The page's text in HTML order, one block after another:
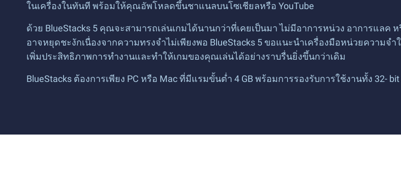
ในเครื่องในทันที พร้อมให้คุณอัพโหลดขึ้นชาแนลบนโซเชียลหรือ YouTube
ด้วย BlueStacks 5 คุณจะสามารถเล่นเกมได้นานกว่าที่เคยเป็นมา ไม่มีอาการหน่วง อาการแล
อาจหยุดชะงักเนื่องจากความทรงจำไม่เพียงพอ BlueStacks 5 ขอแนะนำเครื่องมือหน่วยความ
เพิ่มประสิทธิภาพการทำงานและทำให้เกมของคุณเล่นได้อย่างราบรื่นยิ่งขึ้นกว่าเดิม
BlueStacks ต้องการเพียง PC หรือ Mac ที่มีแรมขั้นต่ำ 4 GB พร้อมการรองรับการใช้งานทั้ง 32-